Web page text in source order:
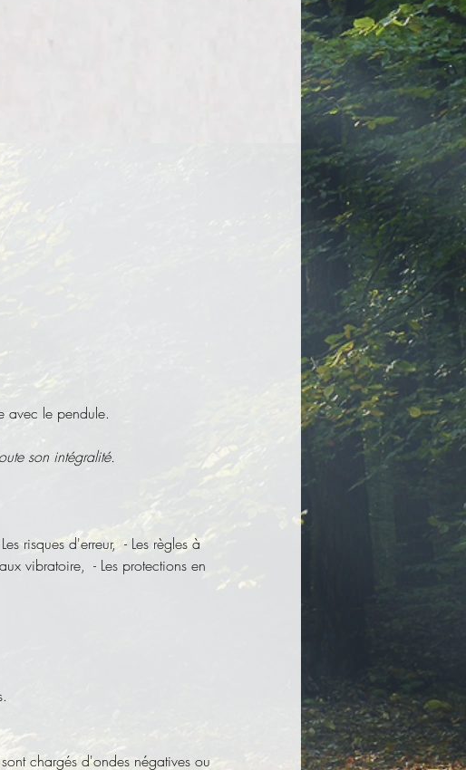
avec le pendule.
son intégralité.
risques d'erreur,  - Les règles à
vibratoire,  - Les protections en
chargés d'ondes négatives ou